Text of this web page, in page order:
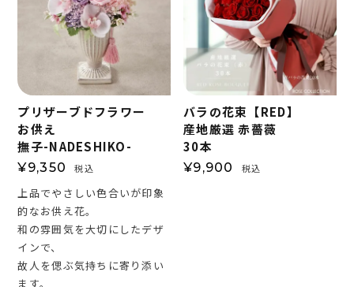
プリザーブドフラワー
お供え
撫子-NADESHIKO-
¥9,350 税込
上品でやさしい色合いが印象
的なお供え花。
和の雰囲気を大切にしたデザ
インで、
故人を偲ぶ気持ちに寄り添い
ます。
バラの花束【RED】
産地厳選 赤薔薇
30本
¥9,900 税込